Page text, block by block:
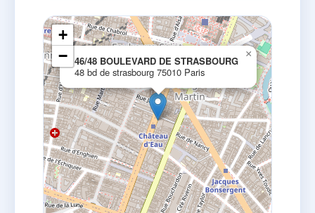
46/48 BOULEVARD DE STRASBOURG
48 bd de strasbourg 75010 Paris
×
+
−